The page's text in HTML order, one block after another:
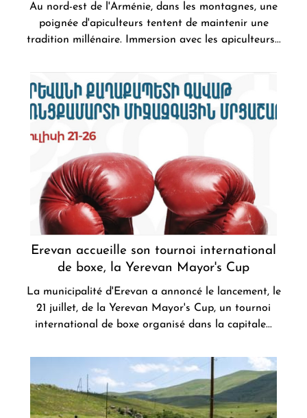
Au nord-est de l'Arménie, dans les montagnes, une
poignée d'apiculteurs tentent de maintenir une
tradition millénaire. Immersion avec les apiculteurs...
Erevan accueille son tournoi international
de boxe, la Yerevan Mayor's Cup
La municipalité d'Erevan a annoncé le lancement, le
21 juillet, de la Yerevan Mayor's Cup, un tournoi
international de boxe organisé dans la capitale...